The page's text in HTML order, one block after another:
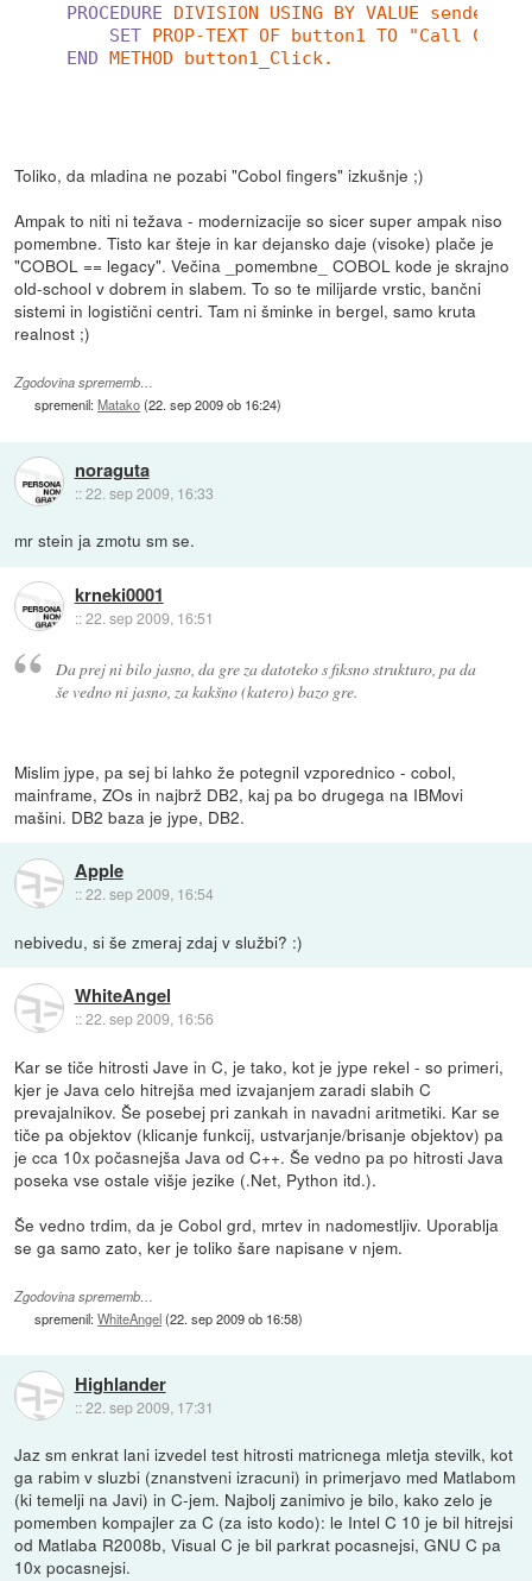
PROCEDURE
DIVISION USING BY VALUE sender e.
SET
PROP-TEXT OF button1 TO "Call
END
METHOD button1_Click.
Toliko, da mladina ne pozabi "Cobol fingers" izkušnje ;)
Ampak to niti ni težava - modernizacije so sicer super ampak niso
pomembne. Tisto kar šteje in kar dejansko daje (visoke) plače je
"COBOL == legacy". Večina _pomembne_ COBOL kode je skrajno
old-school v dobrem in slabem. To so te milijarde vrstic, bančni
sistemi in logistični centri. Tam ni šminke in bergel, samo kruta
realnost ;)
Zgodovina sprememb…
spremenil:Matako(22. sep 2009 ob 16:24)
noraguta
::22. sep 2009, 16:33
mr stein ja zmotu sm se.
krneki0001
::22. sep 2009, 16:51
Da prej ni bilo jasno, da gre za datoteko s fiksno strukturo, pa da
še vedno ni jasno, za kakšno (katero) bazo gre.
Mislim jype, pa sej bi lahko že potegnil vzporednico - cobol,
mainframe, ZOs in najbrž DB2, kaj pa bo drugega na IBMovi
mašini. DB2 baza je jype, DB2.
Apple
::22. sep 2009, 16:54
nebivedu, si še zmeraj zdaj v službi? :)
WhiteAngel
::22. sep 2009, 16:56
Kar se tiče hitrosti Jave in C, je tako, kot je jype rekel - so primeri,
kjer je Java celo hitrejša med izvajanjem zaradi slabih C
prevajalnikov. Še posebej pri zankah in navadni aritmetiki. Kar se
tiče pa objektov (klicanje funkcij, ustvarjanje/brisanje objektov) pa
je cca 10x počasnejša Java od C++. Še vedno pa po hitrosti Java
poseka vse ostale višje jezike (.Net, Python itd.).
Še vedno trdim, da je Cobol grd, mrtev in nadomestljiv. Uporablja
se ga samo zato, ker je toliko šare napisane v njem.
Zgodovina sprememb…
spremenil:WhiteAngel(22. sep 2009 ob 16:58)
Highlander
::22. sep 2009, 17:31
Jaz sm enkrat lani izvedel test hitrosti matricnega mletja stevilk, kot
ga rabim v sluzbi (znanstveni izracuni) in primerjavo med Matlabom
(ki temelji na Javi) in C-jem. Najbolj zanimivo je bilo, kako zelo je
pomemben kompajler za C (za isto kodo): le Intel C 10 je bil hitrejsi
od Matlaba R2008b, Visual C je bil parkrat pocasnejsi, GNU C pa
10x pocasnejsi.